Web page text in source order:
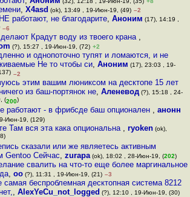
,X4asd (ok), 13:49 , 19-Июн-19, (49) –2
работают, не благодарите,Аноним (17), 14:19 ,
–6
Крадут воду из твоего крана ,
(?), 15:27 , 19-Июн-19, (72) +2
и однопоточно тупят и ломаются, и не
Не то чтобы си, Аноним (17), 23:03 , 19-
–2
этим вашим люниксом на десктопе 15 лет
из баш-портянок не,Аленевод (?), 15:18 , 24-
(200)
работают - в фрибсде баш опционален , анонн
Июн-19, (129)
Там вся эта кака опциональна , ryoken(ok),
сказали или же являетесь активным
Gentoo Сейчас, zurapa(ok), 18:02 , 28-Июн-19, (202)
свалить на что-то еще более маргинальное
, оо(?), 11:31 , 19-Июн-19, (21) –3
самая беспроблемная десктопная система 8212
, AlexYeCu_not_logged (?), 12:10 , 19-Июн-19, (30)